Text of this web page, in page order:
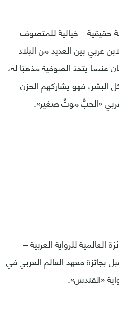
حقيقية – خيالية للمتصوف –
عربي بين العديد من البلاد
عندما يتخذ الصوفية مذهبًا له،
البشر، فهو يشاركهم الحزن
عربي «الحبُّ موتٌ صغير».
بالجائزة العالمية للرواية العربية –
بجائزة معهد العالم العربي في